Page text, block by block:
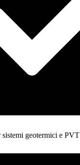
sistemi geotermici e PVT